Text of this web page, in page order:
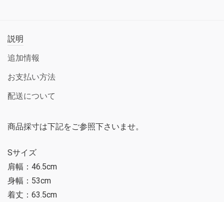
説明
追加情報
お支払い方法
配送について
商品採寸は下記をご参照下さいませ。
Sサイズ
肩幅：46.5cm
身幅：53cm
着丈：63.5cm